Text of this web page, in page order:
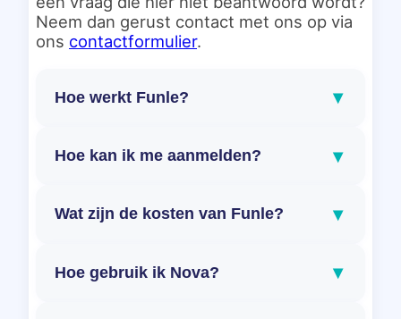
Neem dan gerust contact met ons op via
ons contactformulier.
Hoe werkt Funle? ▾
Hoe kan ik me aanmelden? ▾
Wat zijn de kosten van Funle? ▾
Hoe gebruik ik Nova? ▾